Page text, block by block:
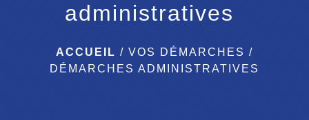
administratives
ACCUEIL / VOS DÉMARCHES /
DÉMARCHES ADMINISTRATIVES